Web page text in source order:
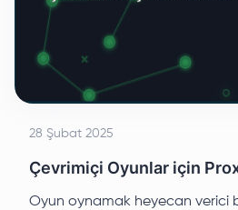
28 Şubat 2025
Çevrimiçi Oyunlar için
Oyun oynamak heyecan verici